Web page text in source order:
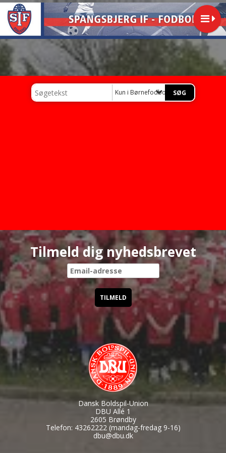
Kun i Børnefodbold
Tilmeld dig nyhedsbrevet
Dansk Boldspil-Union
DBU Allé 1
2605 Brøndby
Telefon: 43262222 (mandag-fredag 9-16)
dbu@dbu.dk